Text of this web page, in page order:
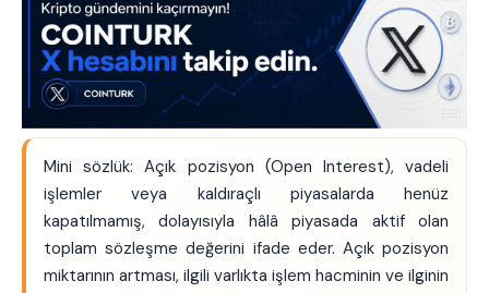
Mini sözlük: Açık pozisyon (Open Interest), vadeli
işlemler veya kaldıraçlı piyasalarda henüz
kapatılmamış, dolayısıyla hâlâ piyasada aktif olan
toplam sözleşme değerini ifade eder. Açık pozisyon
miktarının artması, ilgili varlıkta işlem hacminin ve ilginin